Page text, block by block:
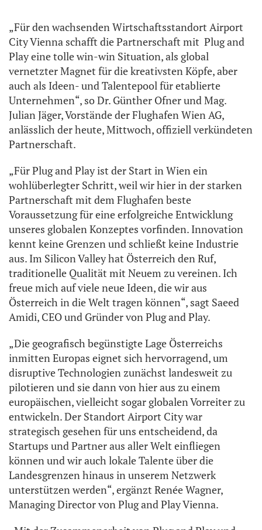
„Für den wachsenden Wirtschaftsstandort Airport
City Vienna schafft diePartnerschaft mit Plug and
Playeine tolle win-win Situation, als global
vernetzter Magnet fürdie kreativsten Köpfe,aber
auch als Ideen- und Talentepool für etablierte
Unternehmen“, so Dr. Günther Ofner und Mag.
Julian Jäger, Vorstände der Flughafen Wien AG,
anlässlich der heute, Mittwoch, offiziell verkündeten
Partnerschaft.
„Für Plug and Play ist der Start in Wien ein
wohlüberlegter Schritt, weil wir hier in der starken
Partnerschaft mit dem Flughafen beste
Voraussetzung für eine erfolgreiche Entwicklung
unseres globalen Konzeptes vorfinden. Innovation
kennt keine Grenzen und schließt keine Industrie
aus. Im Silicon Valley hat Österreich den Ruf,
traditionelle Qualität mit Neuem zu vereinen. Ich
freue mich auf viele neue Ideen, die wir aus
Österreich in die Welt tragen können“, sagt Saeed
Amidi, CEO und Gründer von Plug and Play.
„Die geografisch begünstigte Lage Österreichs
inmitten Europas eignet sich hervorragend, um
disruptive Technologien zunächst landesweit zu
pilotieren und sie dann von hier aus zu einem
europäischen, vielleicht sogar globalen Vorreiter zu
entwickeln.Der Standort Airport City war
strategisch gesehen für uns entscheidend,da
Startups und Partner aus aller Welt einfliegen
können und wir auch lokale Talente über die
Landesgrenzen hinaus inunserem Netzwerk
unterstützenwerden“, ergänzt Renée Wagner,
Managing Director von Plug and Play Vienna.